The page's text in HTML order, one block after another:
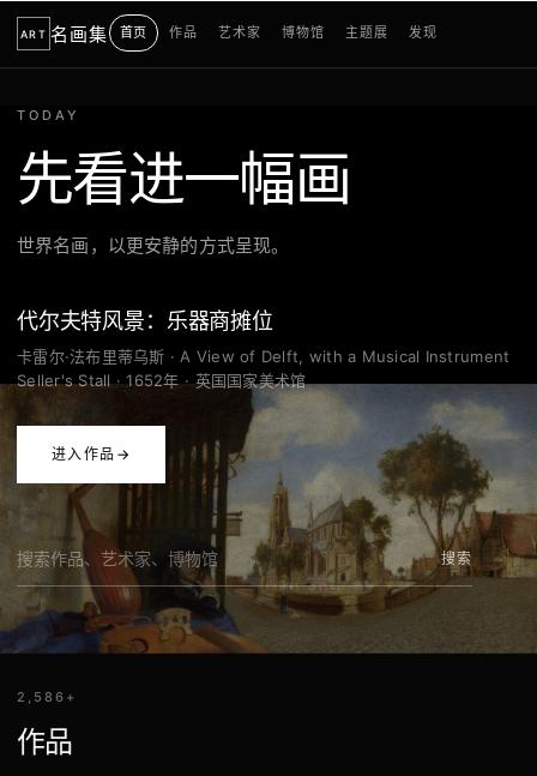
ART 名画集 首页 作品 艺术家 博物馆 主题展 发现
TODAY
先看进一幅画
世界名画，以更安静的方式呈现。
代尔夫特风景：乐器商摊位
卡雷尔·法布里蒂乌斯 · A View of Delft, with a Musical Instrument
Seller's Stall · 1652年 · 英国国家美术馆
进入作品 →
搜
索
名
画
搜索
2,586+
作品